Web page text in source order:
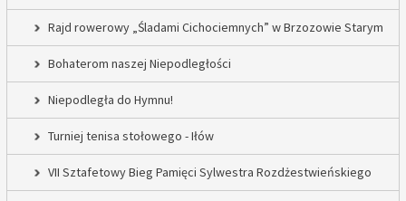
Rajd rowerowy „Śladami Cichociemnych” w Brzozowie Starym
Bohaterom naszej Niepodległości
Niepodległa do Hymnu!
Turniej tenisa stołowego - Iłów
VII Sztafetowy Bieg Pamięci Sylwestra Rozdżestwieńskiego